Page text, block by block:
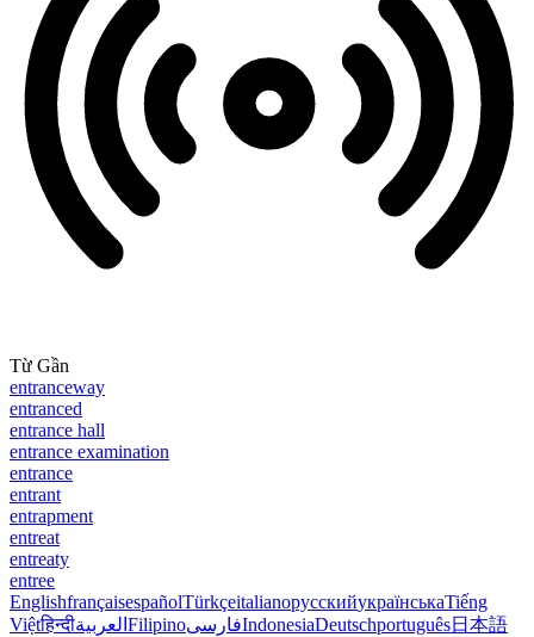
Từ Gần
entranceway
entranced
entrance hall
entrance examination
entrance
entrant
entrapment
entreat
entreaty
entree
EnglishfrançaisespañolTürkçeitalianoрусскийукраїнськаTiếng
Việtहिन्दीالعربية FilipinoفارسیIndonesiaDeutschportuguês日本語